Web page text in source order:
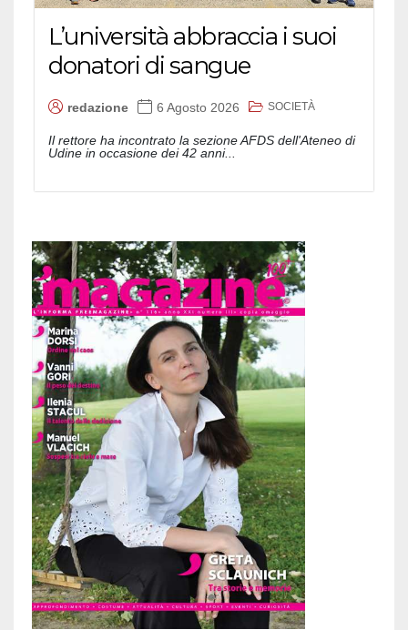
L’università abbraccia i suoi
donatori di sangue
redazione 6 Agosto 2026 SOCIETÀ
Il rettore ha incontrato la sezione AFDS dell'Ateneo di
Udine in occasione dei 42 anni...